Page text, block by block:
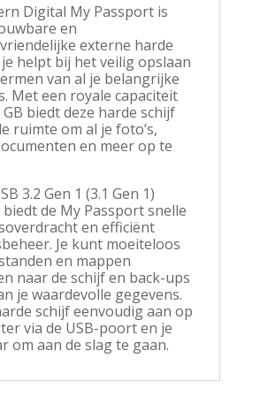
Digital My Passport is
en
externe harde
helpt bij het veilig opslaan
van al je belangrijke
Met een royale capaciteit
biedt deze harde schijf
ruimte om al je foto’s,
en meer op te
3.2 Gen 1 (3.1 Gen 1)
de My Passport snelle
en efficiënt
Je kunt moeiteloos
en mappen
naar de schijf en back-ups
je waardevolle gegevens.
schijf eenvoudig aan op
via de USB-poort en je
om aan de slag te gaan.